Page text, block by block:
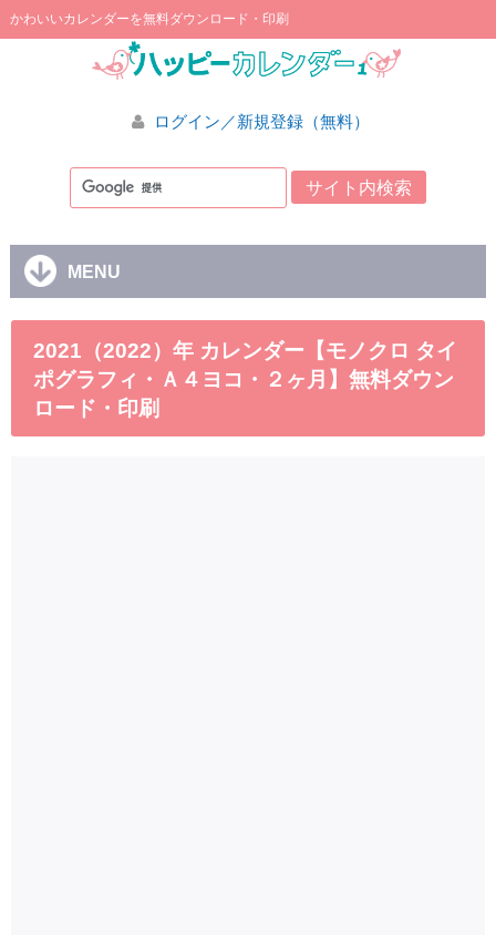
かわいいカレンダーを無料ダウンロード・印刷
ログイン／新規登録（無料）
MENU
2021（2022）年 カレンダー【モノクロ タイ
ポグラフィ・Ａ４ヨコ・２ヶ月】無料ダウン
ロード・印刷